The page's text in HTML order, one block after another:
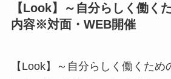
【Look】～自分らしく働く
内容※対面・WEB開催
【Look】～自分らしく働くため